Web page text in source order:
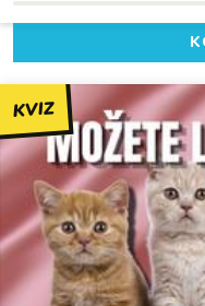
KVIZ